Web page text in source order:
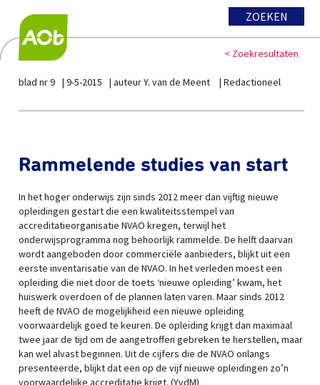
ZOEKEN
< Zoekresultaten
blad nr 9 9-5-2015 auteur Y. van de Meent Redactioneel
Rammelende studies van start
In het hoger onderwijs zijn sinds 2012 meer dan vijftig nieuwe
opleidingen gestart die een kwaliteitsstempel van
accreditatieorganisatie NVAO kregen, terwijl het
onderwijsprogramma nog behoorlijk rammelde. De helft daarvan
wordt aangeboden door commerciële aanbieders, blijkt uit een
eerste inventarisatie van de NVAO. In het verleden moest een
opleiding die niet door de toets ‘nieuwe opleiding’ kwam, het
huiswerk overdoen of de plannen laten varen. Maar sinds 2012
heeft de NVAO de mogelijkheid een nieuwe opleiding
voorwaardelijk goed te keuren. De opleiding krijgt dan maximaal
twee jaar de tijd om de aangetroffen gebreken te herstellen, maar
kan wel alvast beginnen. Uit de cijfers die de NVAO onlangs
presenteerde, blijkt dat een op de vijf nieuwe opleidingen zo’n
voorwaardelijke accreditatie krijgt. (YvdM)